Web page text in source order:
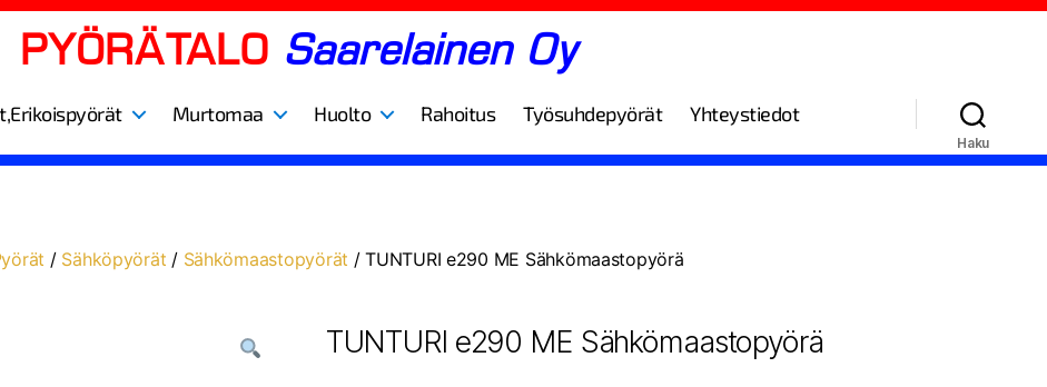
PYÖRÄTALO Saarelainen Oy
Murtomaa Huolto Rahoitus Työsuhdepyörät Yhteystiedot
Haku
/ Sähköpyörät / Sähkömaastopyörät / TUNTURI e290 ME Sähkömaastopyörä
TUNTURI e290 ME Sähkömaastopyörä